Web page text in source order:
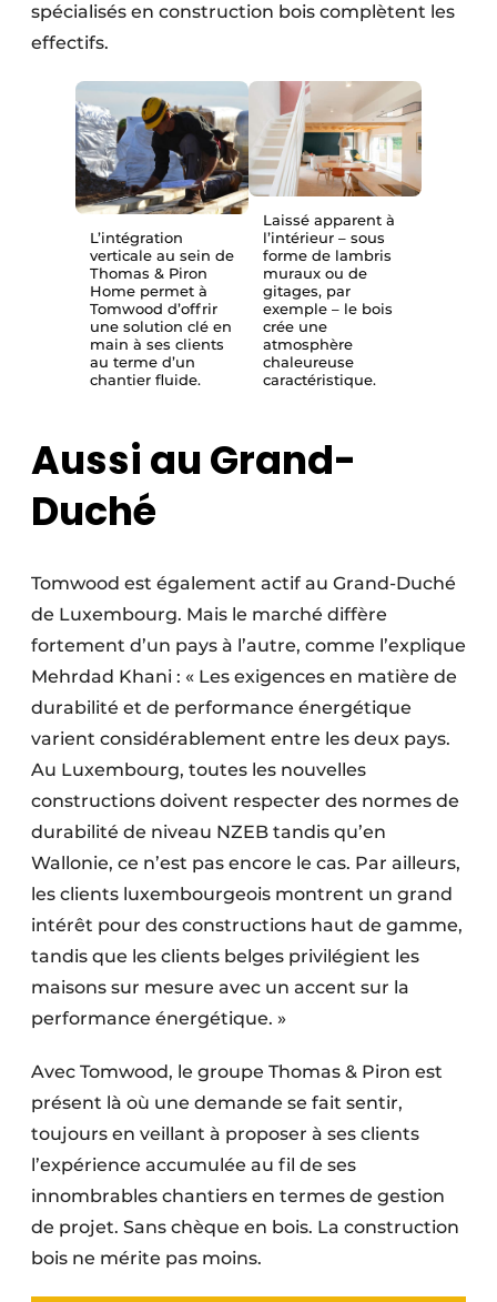
spécialisés en construction bois complètent les
effectifs.
L’intégration
verticale au sein de
Thomas & Piron
Home permet à
Tomwood d’offrir
une solution clé en
main à ses clients
au terme d’un
chantier fluide.
Laissé apparent à
l’intérieur – sous
forme de lambris
muraux ou de
gitages, par
exemple – le bois
crée une
atmosphère
chaleureuse
caractéristique.
Aussi au Grand-
Duché
Tomwood est également actif au Grand-Duché
de Luxembourg. Mais le marché diffère
fortement d’un pays à l’autre, comme l’explique
Mehrdad Khani : « Les exigences en matière de
durabilité et de perfor­mance énergétique
varient considé­rablement entre les deux pays.
Au Luxembourg, toutes les nouvelles
constructions doivent respecter des normes de
durabilité de niveau NZEB tandis qu’en
Wallonie, ce n’est pas encore le cas. Par ailleurs,
les clients luxembourgeois montrent un grand
intérêt pour des constructions haut de gamme,
tandis que les clients belges privilégient les
maisons sur mesure avec un accent sur la
perfor­mance énergétique. »
Avec Tomwood, le groupe Thomas & Piron est
présent là où une demande se fait sentir,
toujours en veillant à proposer à ses clients
l’expérience accu­mulée au fil de ses
innombrables chan­tiers en termes de gestion
de projet. Sans chèque en bois. La construction
bois ne mérite pas moins.